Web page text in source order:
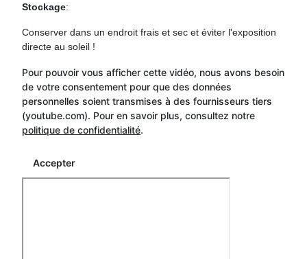
Stockage:
Conserver dans un endroit frais et sec et éviter l'exposition
directe au soleil !
Pour pouvoir vous afficher cette vidéo, nous avons besoin
de votre consentement pour que des données
personnelles soient transmises à des fournisseurs tiers
(youtube.com). Pour en savoir plus, consultez notre
politique de confidentialité.
Accepter